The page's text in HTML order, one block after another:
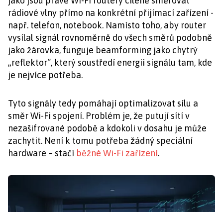
rádiové vlny přímo na konkrétní přijímací zařízení -
např. telefon, notebook. Namísto toho, aby router
vysílal signál rovnoměrně do všech směrů podobně
jako žárovka, funguje beamforming jako chytrý
„reflektor“, který soustředí energii signálu tam, kde
je nejvíce potřeba.
Tyto signály tedy pomáhají optimalizovat sílu a
směr Wi-Fi spojení. Problém je, že putují sítí v
nezašifrované podobě a kdokoli v dosahu je může
zachytit. Není k tomu potřeba žádný speciální
hardware – stačí běžné Wi-Fi zařízení.